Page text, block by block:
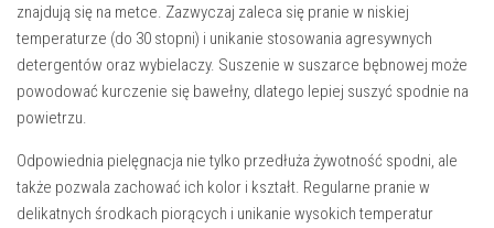
znajdują się na metce. Zazwyczaj zaleca się pranie w niskiej
temperaturze (do 30 stopni) i unikanie stosowania agresywnych
detergentów oraz wybielaczy. Suszenie w suszarce bębnowej może
powodować kurczenie się bawełny, dlatego lepiej suszyć spodnie na
powietrzu.
Odpowiednia pielęgnacja nie tylko przedłuża żywotność spodni, ale
także pozwala zachować ich kolor i kształt. Regularne pranie w
delikatnych środkach piorących i unikanie wysokich temperatur